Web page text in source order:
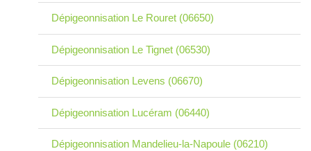
Dépigeonnisation Le Rouret (06650)
Dépigeonnisation Le Tignet (06530)
Dépigeonnisation Levens (06670)
Dépigeonnisation Lucéram (06440)
Dépigeonnisation Mandelieu-la-Napoule (06210)